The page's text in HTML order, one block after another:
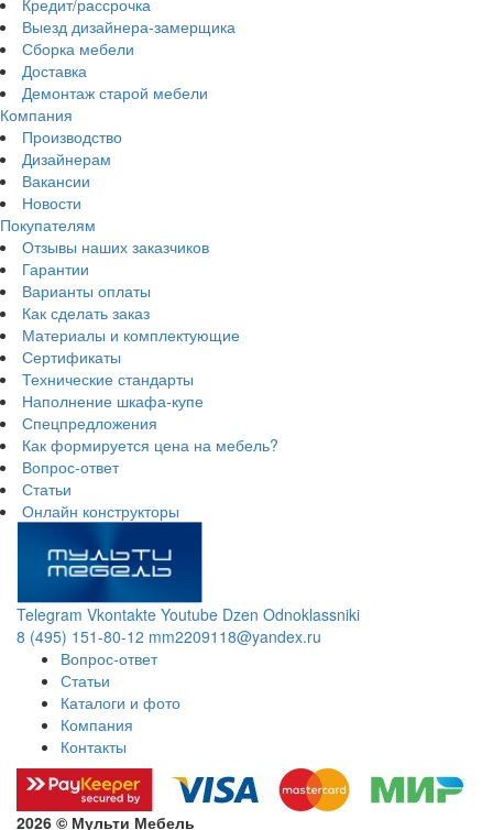
Выезд дизайнера-замерщика
Сборка мебели
Доставка
Демонтаж старой мебели
Компания
Производство
Дизайнерам
Вакансии
Новости
Покупателям
Отзывы наших заказчиков
Гарантии
Варианты оплаты
Как сделать заказ
Материалы и комплектующие
Сертификаты
Технические стандарты
Наполнение шкафа-купе
Спецпредложения
Как формируется цена на мебель?
Вопрос-ответ
Статьи
Онлайн конструкторы
Telegram Vkontakte Youtube Dzen Odnoklassniki
8 (495) 151-80-12 mm2209118@yandex.ru
Вопрос-ответ
Статьи
Каталоги и фото
Компания
Контакты
2026 © Мульти Мебель